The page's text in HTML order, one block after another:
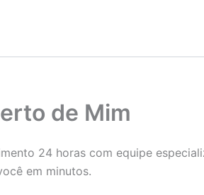
de Mim
24 horas com equipe
em minutos.